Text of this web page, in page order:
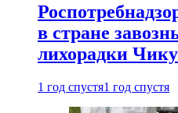
в стране
лихорадки
1 год спустя1 год спустя